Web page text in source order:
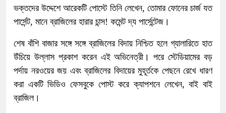
ভক্তদের উদ্দেশে আরেকটি পোস্টে তিনি লেখেন, তোমার ফোনের চার্জ যত
পার্সেন্ট, মানে ব্রাজিলের হারার চান্স! কমেন্ট দ্য পার্সেন্টেজ।
শেষ বাঁশি বাজার সঙ্গে সঙ্গে ব্রাজিলের বিদায় নিশ্চিত হলে গ্যালারিতে হাত
উঁচিয়ে উল্লাস প্রকাশ করেন এই অভিনেত্রী। পরে স্টেডিয়ামের বড়
পর্দায় নরওয়ের জয় এবং ব্রাজিলের বিদায়ের মুহূর্তকে পেছনে রেখে ধারণ
করা একটি ভিডিও ফেসবুকে পোস্ট করে ক্যাপশনে লেখেন, বাই বাই
ব্রাজিল।